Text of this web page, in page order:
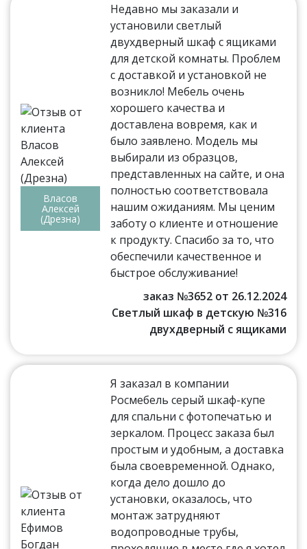
Власов
Алексей
(Дрезна)
Недавно мы заказали и
установили светлый
двухдверный шкаф с ящиками
для детской комнаты. Проблем
с доставкой и установкой не
возникло! Мебель очень
хорошего качества и
доставлена вовремя, как и
было заявлено. Модель мы
выбирали из образцов,
представленных на сайте, и она
полностью соответствовала
нашим ожиданиям. Мы ценим
заботу о клиенте и отношение
к продукту. Спасибо за то, что
обеспечили качественное и
быстрое обслуживание!
заказ №3652 от 26.12.2024
Светлый шкаф в детскую №316
двухдверный с ящиками
Я заказал в компании
Росмебель серый шкаф-купе
для спальни с фотопечатью и
зеркалом. Процесс заказа был
простым и удобным, а доставка
была своевременной. Однако,
когда дело дошло до
установки, оказалось, что
монтаж затрудняют
водопроводные трубы,